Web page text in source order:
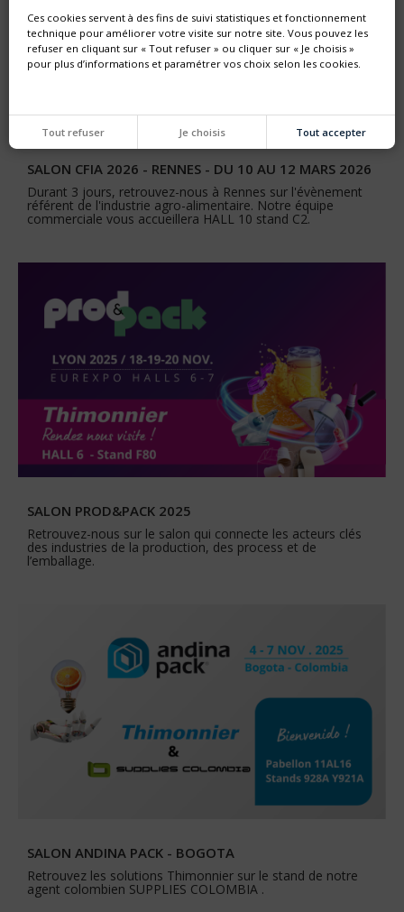
SALON CFIA 2026 - RENNES - DU 10 AU 12 MARS 2026
Durant 3 jours, retrouvez-nous à Rennes sur l'évènement
référent de l'industrie agro-alimentaire. Notre équipe
commerciale vous accueillera HALL 10 stand C2.
SALON PROD&PACK 2025
Retrouvez-nous sur le salon qui connecte les acteurs clés
des industries de la production, des process et de
l’emballage.
SALON ANDINA PACK - BOGOTA
Retrouvez les solutions Thimonnier sur le stand de notre
agent colombien SUPPLIES COLOMBIA .
Ces cookies servent à des fins de suivi statistiques et fonctionnement
technique pour améliorer votre visite sur notre site. Vous pouvez les
refuser en cliquant sur « Tout refuser » ou cliquer sur « Je choisis »
pour plus d’informations et paramétrer vos choix selon les cookies.
Tout refuser Je choisis Tout accepter